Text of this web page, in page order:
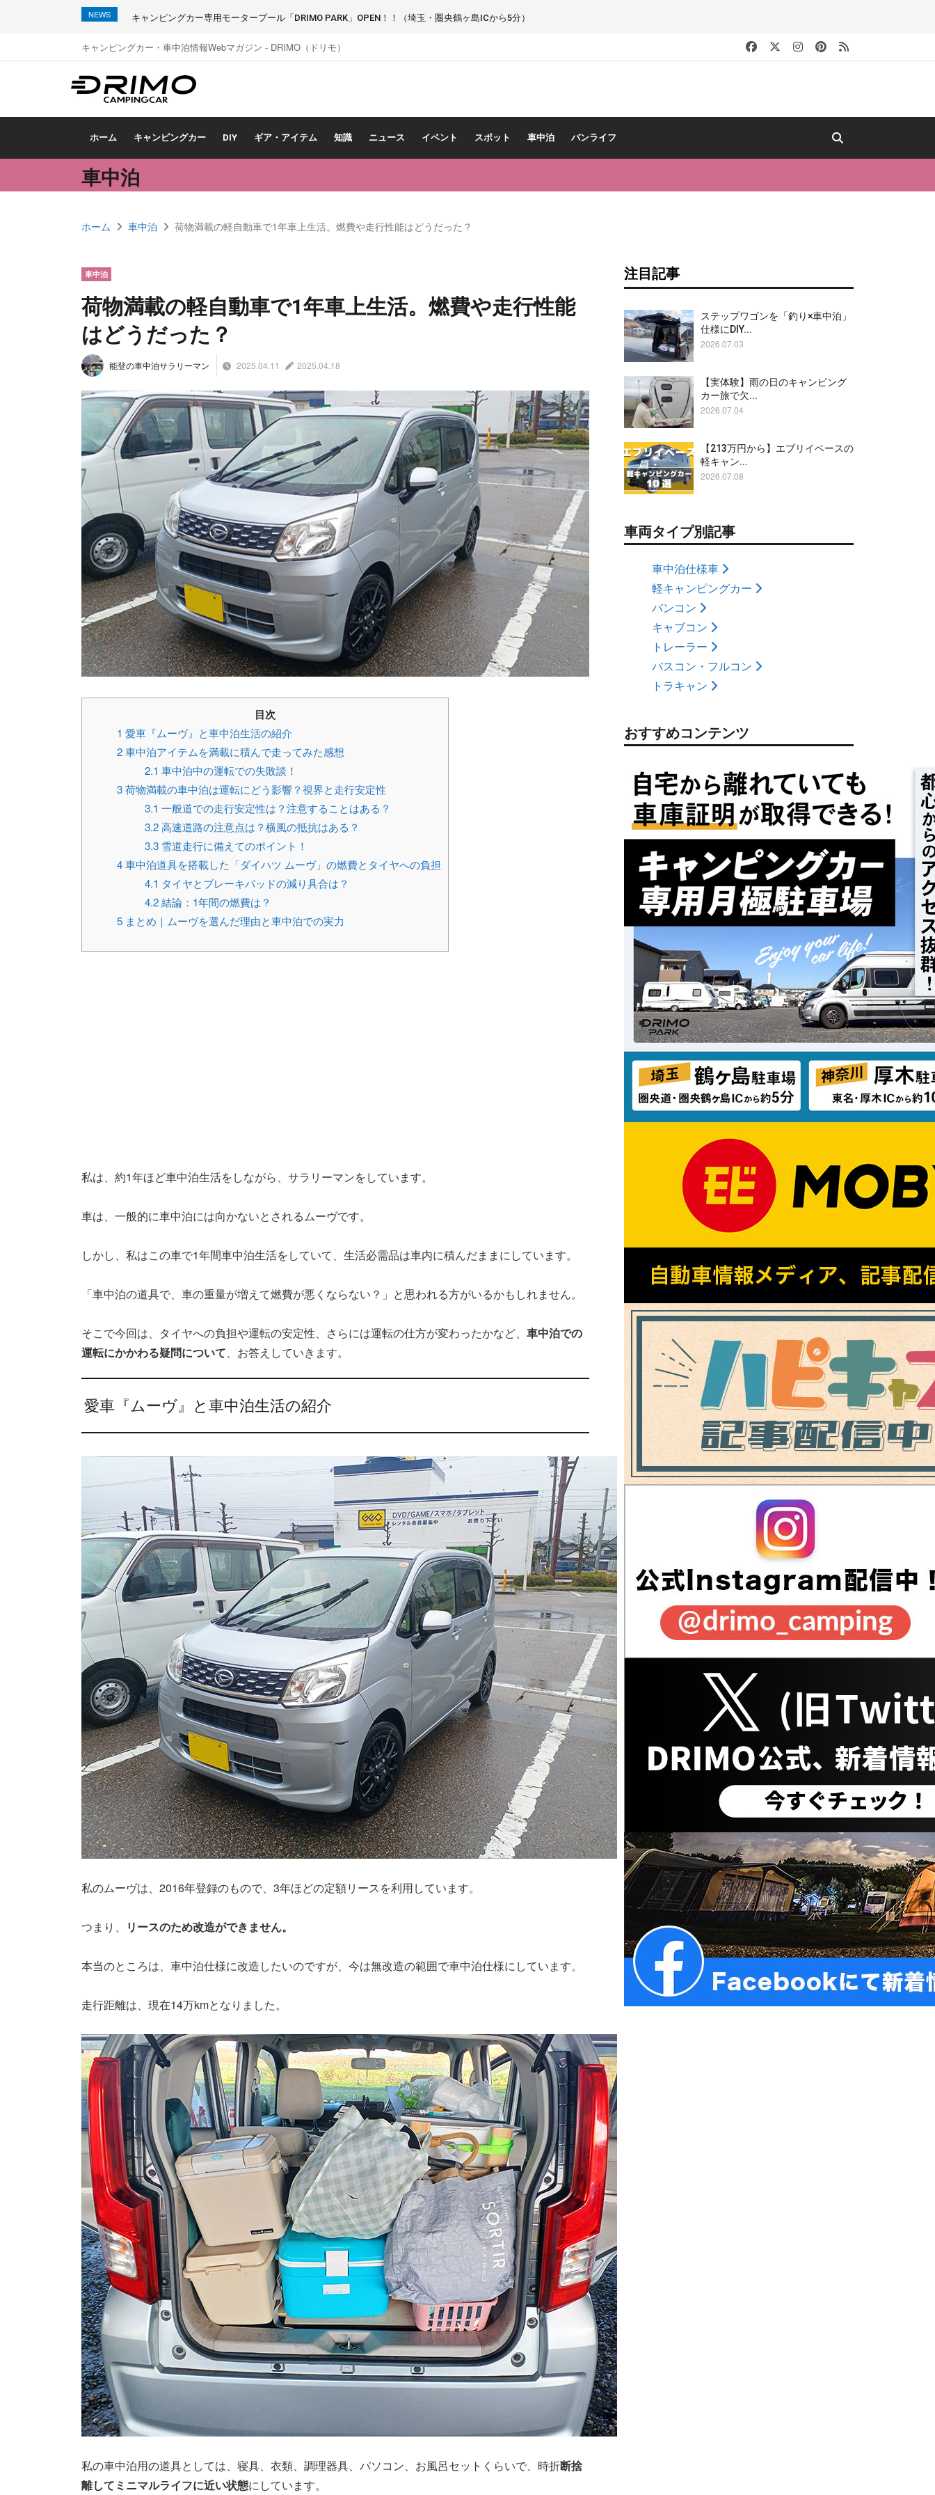
NEWS キャンピングカー専用モータープール「DRIMO PARK」OPEN！！（埼玉・圏央鶴ヶ島ICから5分）
キャンピングカー・車中泊情報Webマガジン - DRIMO（ドリモ）
ホーム キャンピングカー DIY ギア・アイテム 知識 ニュース イベント スポット 車中泊 バンライフ
車中泊
ホーム 車中泊 荷物満載の軽自動車で1年車上生活。燃費や走行性能はどうだった？
車中泊
荷物満載の軽自動車で1年車上生活。燃費や走行性能
はどうだった？
能登の車中泊サラリーマン 2025.04.11 2025.04.18
目次
1 愛車『ムーヴ』と車中泊生活の紹介
2車中泊アイテムを満載に積んで走ってみた感想
2.1 車中泊中の運転での失敗談！
3荷物満載の車中泊は運転にどう影響？視界と走行安定性
3.1 一般道での走行安定性は？注意することはある？
3.2高速道路の注意点は？横風の抵抗はある？
3.3 雪道走行に備えてのポイント！
4車中泊道具を搭載した「ダイハツ ムーヴ」の燃費とタイヤへの負担
4.1 タイヤとブレーキパッドの減り具合は？
4.2結論：1年間の燃費は？
5 まとめ｜ムーヴを選んだ理由と車中泊での実力
私は、約1年ほど車中泊生活をしながら、サラリーマンをしています。
車は、一般的に車中泊には向かないとされるムーヴです。
しかし、私はこの車で1年間車中泊生活をしていて、生活必需品は車内に積んだままにしています。
「車中泊の道具で、車の重量が増えて燃費が悪くならない？」と思われる方がいるかもしれません。
そこで今回は、タイヤへの負担や運転の安定性、さらには運転の仕方が変わったかなど、 車中泊での
運転にかかわる疑問について、お答えしていきます。
愛車『ムーヴ』と車中泊生活の紹介
私のムーヴは、2016年登録のもので、3年ほどの定額リースを利用しています。
つまり、 リースのため改造ができません。
本当のところは、車中泊仕様に改造したいのですが、今は無改造の範囲で車中泊仕様にしています。
走行距離は、現在14万kmとなりました。
私の車中泊用の道具としては、寝具、衣類、調理器具、パソコン、お風呂セットくらいで、時折断捨
離してミニマルライフに近い状態にしています。
注目記事
ステップワゴンを「釣り×車中泊」
仕様にDIY...
2026.07.03
【実体験】雨の日のキャンピング
カー旅で欠...
2026.07.04
【213万円から】エブリイベースの
軽キャン...
2026.07.08
車両タイプ別記事
車中泊仕様車
軽キャンピングカー
バンコン
キャブコン
トレーラー
バスコン・フルコン
トラキャン
おすすめコンテンツ